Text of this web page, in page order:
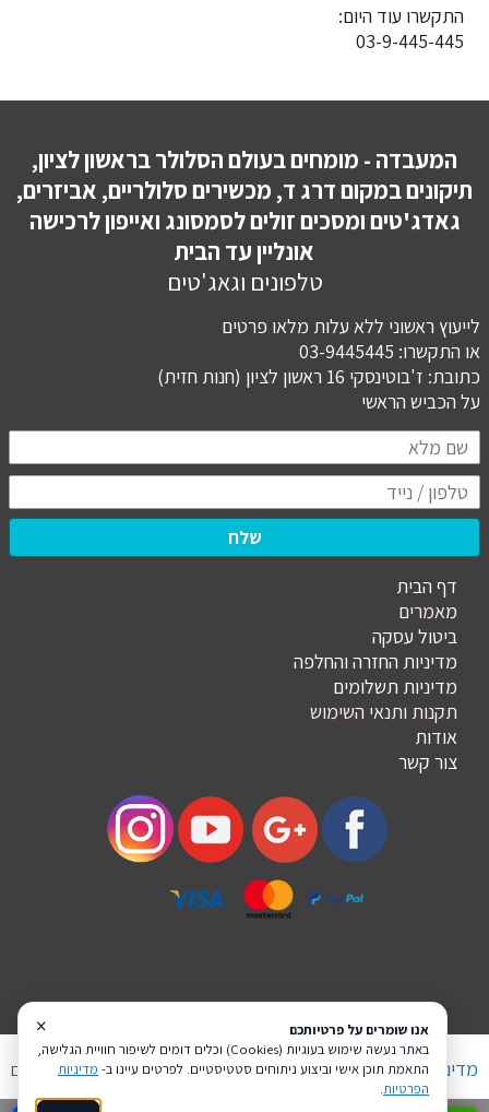
התקשרו עוד היום:
03-9-445-445
המעבדה - מומחים בעולם הסלולר בראשון לציון,
תיקונים במקום דרג ד, מכשירים סלולריים, אביזרים,
גאדג'טים ומסכים זולים לסמסונג ואייפון לרכישה
אונליין עד הבית
טלפונים וגאג'טים
לייעוץ ראשוני ללא עלות מלאו פרטים
או התקשרו: 03-9445445
כתובת: ז'בוטינסקי 16 ראשון לציון (חנות חזית)
​​​​​​​על הכביש הראשי
שלח
דף הבית
מאמרים
ביטול עסקה
מדיניות החזרה והחלפה
מדיניות תשלומים
תקנות ותנאי השימוש
אודות
צור קשר
מדיניות פרטיות הצהרת נגישות Coi בניית אתרים
×
אנו שומרים על פרטיותכם
באתר נעשה שימוש בעוגיות (Cookies) וכלים דומים לשיפור חוויית הגלישה,
התאמת תוכן אישי וביצוע ניתוחים סטטיסטיים. לפרטים עיינו ב- מדיניות
הפרטיות.